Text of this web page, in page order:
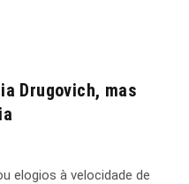
Drugovich, mas
elogios à velocidade de